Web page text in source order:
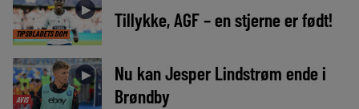
TIPSBLADETS DOM
► Tillykke, AGF – en stjerne er født!
AVIS
►
Nu kan Jesper Lindstrøm ende i
Brøndby